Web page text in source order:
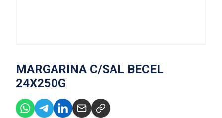
MARGARINA C/SAL BECEL
24X250G